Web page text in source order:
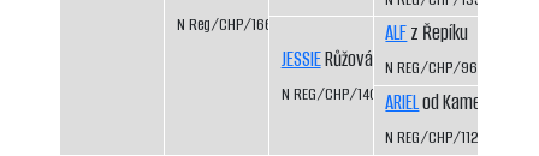
N Reg/CHP/1669/13/15
JESSIERůžová louka
N REG/CHP/1403/06/08
ALFz Řepíku
N REG/CHP/962/96/98
ARIELod Kamenité
N REG/CHP/1129/99/01